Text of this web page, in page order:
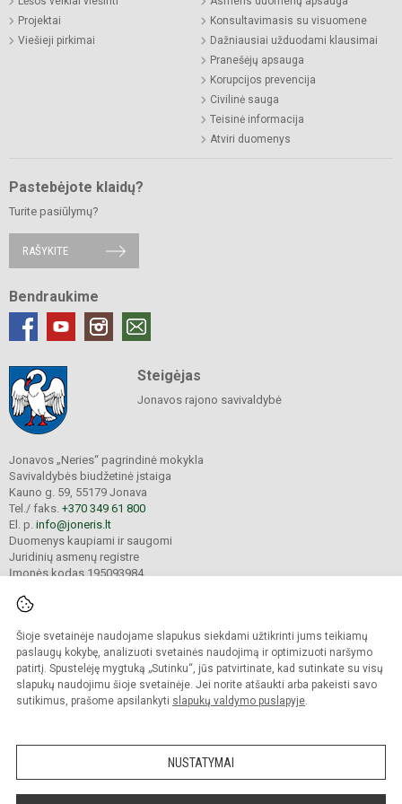
Šioje svetainėje naudojame slapukus siekdami užtikrinti jums teikiamų
paslaugų kokybę, analizuoti svetainės naudojimą ir optimizuoti naršymo
patirtį. Spustelėję mygtuką „Sutinku“, jūs patvirtinate, kad sutinkate su visų
slapukų naudojimu šioje svetainėje. Jei norite atšaukti arba pakeisti savo
sutikimus, prašome apsilankyti slapukų valdymo puslapyje.
NUSTATYMAI
Projektai
Viešieji pirkimai
Konsultavimasis su visuomene
Dažniausiai užduodami klausimai
Pranešėjų apsauga
Korupcijos prevencija
Civilinė sauga
Teisinė informacija
Atviri duomenys
Pastebėjote klaidų?
Turite pasiūlymų?
RAŠYKITE
Bendraukime
Steigėjas
Jonavos rajono savivaldybė
Jonavos „Neries“ pagrindinė mokykla
Savivaldybės biudžetinė įstaiga
Kauno g. 59, 55179 Jonava
Tel./ faks. +370 349 61 800
El. p. info@joneris.lt
Duomenys kaupiami ir saugomi
Juridinių asmenų registre
Įmonės kodas 195093984
© 2024. Jonavos „Neries“ pagrindinė mokykla. Visos teisės saugomos.
Kopijuoti turinį be raštiško įstaigos administracijos sutikimo griežtai draudžiama.
Versija neįgaliesiems Slapukų valdymas
Sumanus būdas atnaujinti